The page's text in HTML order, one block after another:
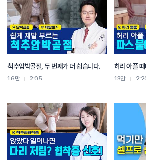
척추압박골절, 두 번째가 더 쉽습니다.
1.6만 2:05
허리 아플
1.3만